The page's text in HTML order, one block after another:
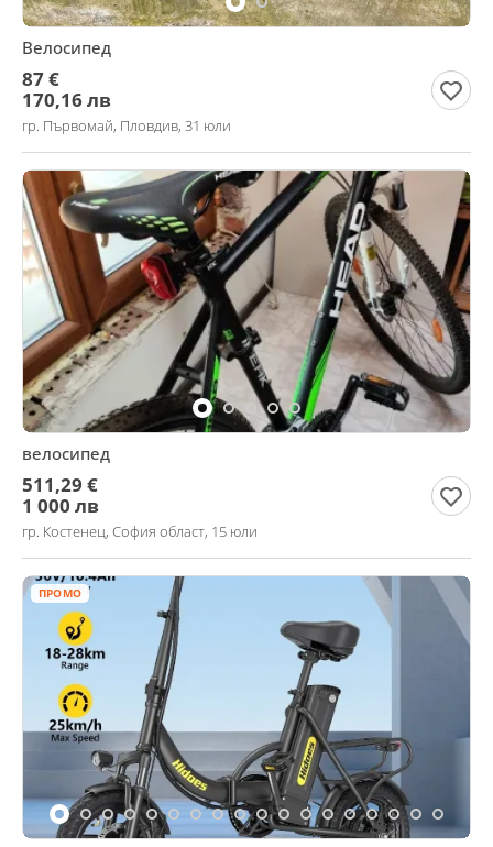
Велосипед
87 €
170,16 лв
гр. Първомай, Пловдив, 31 юли
велосипед
511,29 €
1 000 лв
гр. Костенец, София област, 15 юли
ПРОМО